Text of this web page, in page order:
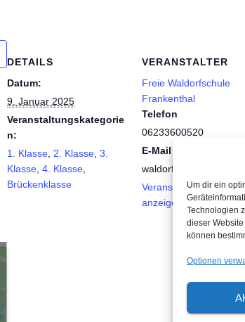
Um dir ein
Technologien
dieser
können
Optionen
DETAILS
Datum:
9. Januar 2025
Veranstaltungskategorie
n:
1. Klasse 2. Klasse 3.
Klasse 4. Klasse
Brückenklasse
VERANSTALTER
Freie Waldorfschule
Frankenthal
Telefon
06233600520
E-Mail
waldorfschule@fwsft.de
Veranstalter-Website
anzeigen